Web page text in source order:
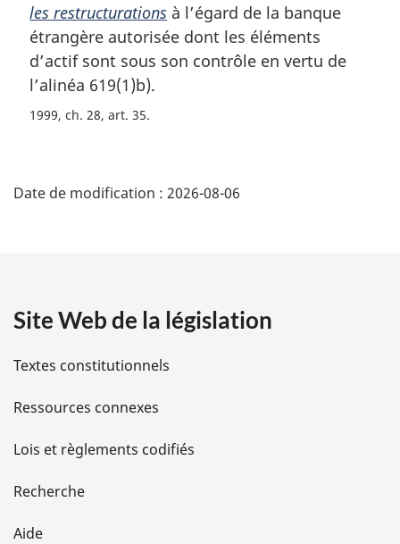
g
i
n
a
e
les restructurations à l’égard de la banque
étrangère autorisée dont les éléments
d’actif sont sous son contrôle en vertu de
l’alinéa 619(1)b).
1999, ch. 28, art. 35
é
i
l
s
d
e
l
Date de modification : 2026-08-06
Site Web de la législation
Textes constitutionnels
Ressources connexes
Lois et règlements codifiés
Recherche
Aide